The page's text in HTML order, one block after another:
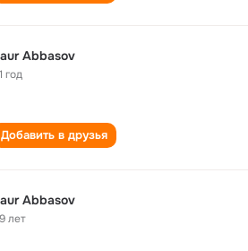
Abbasov
год
Добавить в друзья
Abbasov
лет